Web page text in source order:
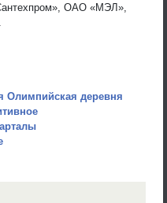
ОАО «МЭЛ»,
Олимпийская деревня